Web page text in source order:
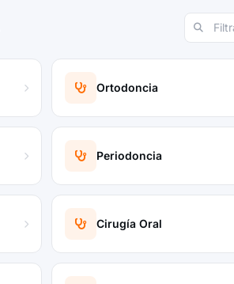
Ortodoncia
Periodoncia
Cirugía Oral